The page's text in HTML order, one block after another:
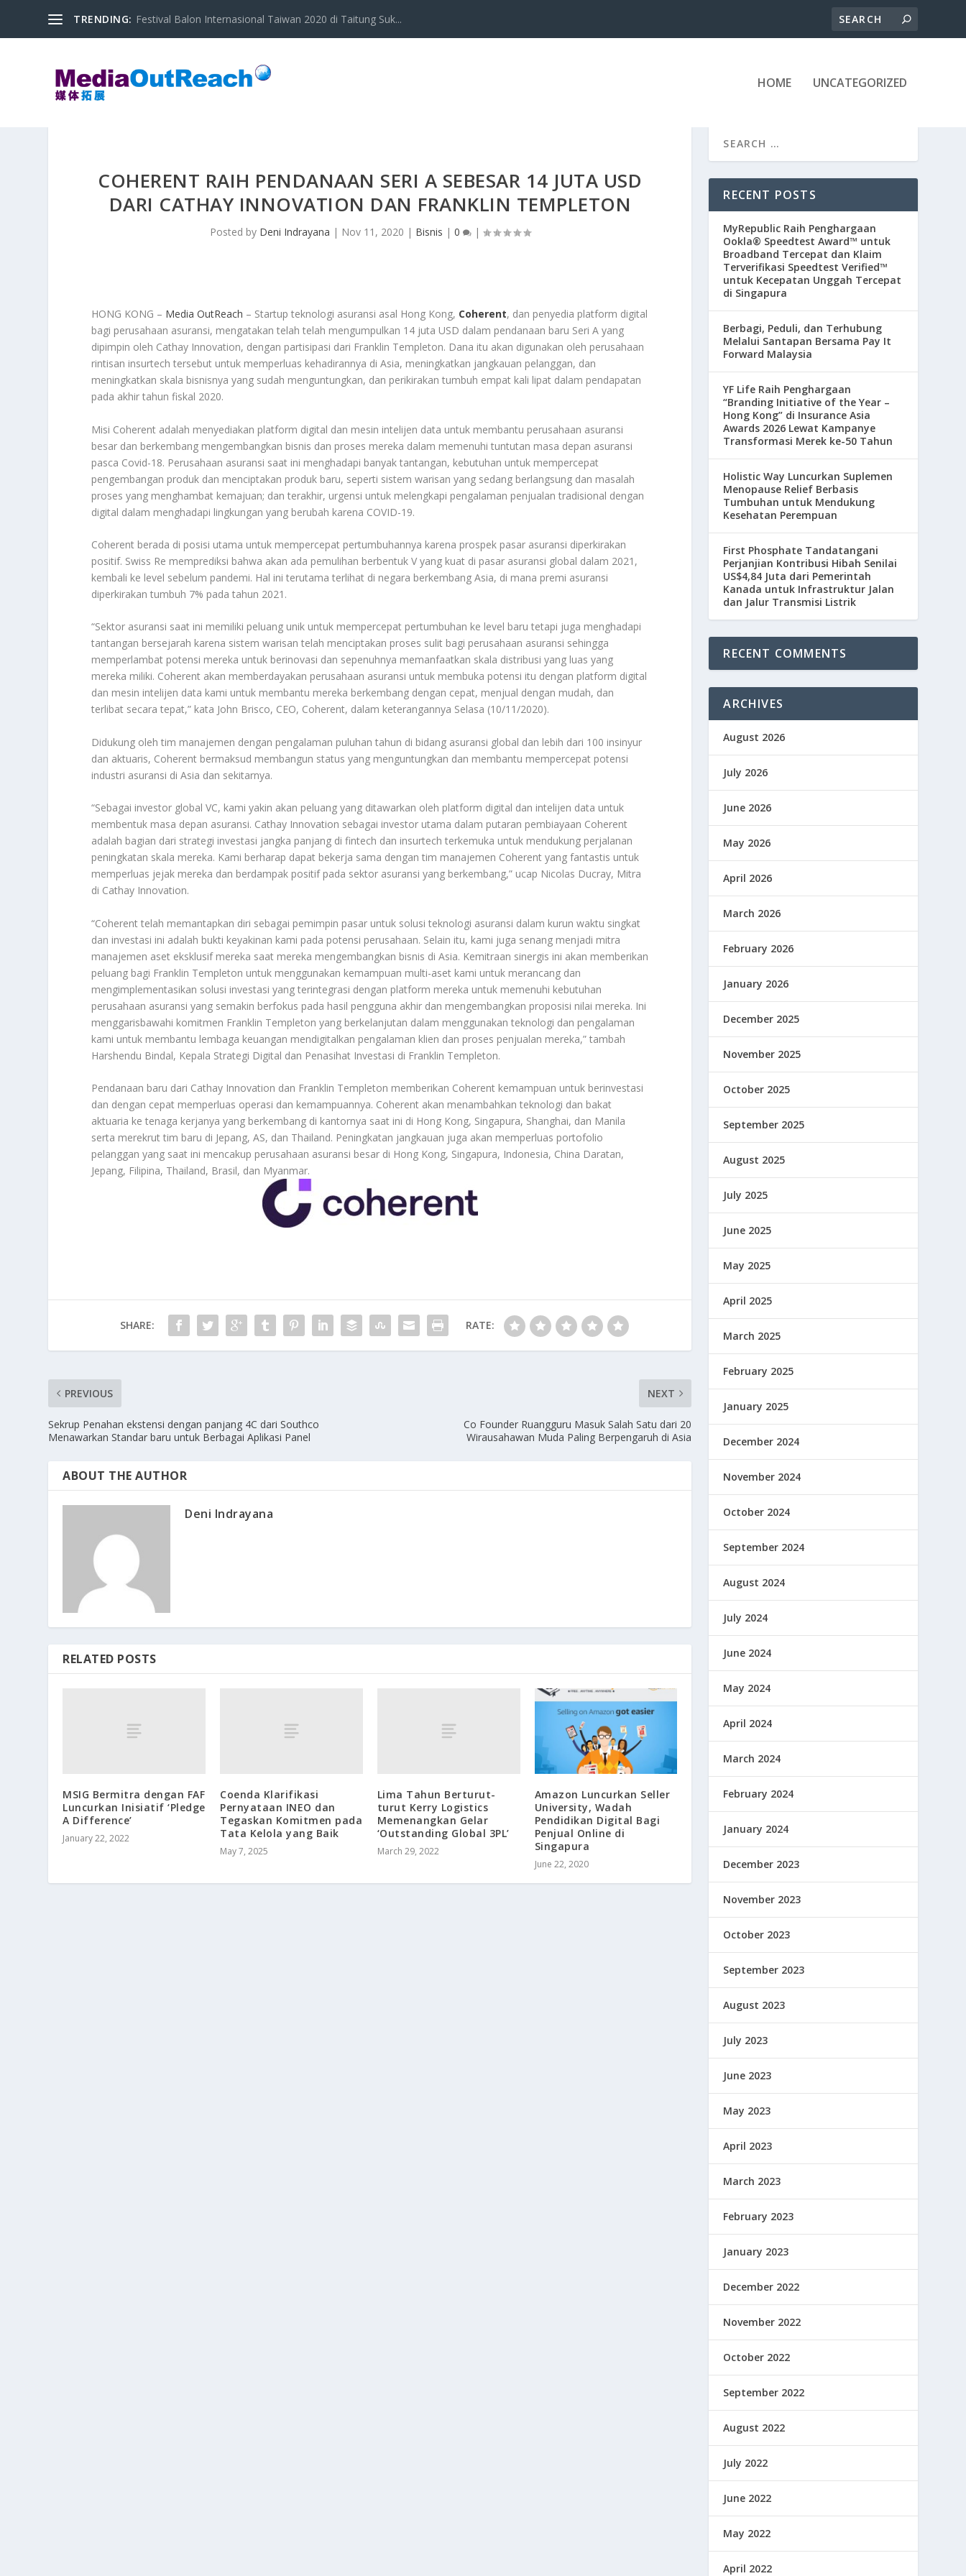
TRENDING: Festival Balon Internasional Taiwan 2020 di Taitung Suk...
HOME UNCATEGORIZED
COHERENT RAIH PENDANAAN SERI A SEBESAR 14 JUTA USD
DARI CATHAY INNOVATION DAN FRANKLIN TEMPLETON
Posted by Deni Indrayana | Nov 11, 2020 | Bisnis | 0 |
HONG KONG – Media OutReach – Startup teknologi asuransi asal Hong Kong, Coherent, dan penyedia platform digital
bagi perusahaan asuransi, mengatakan telah telah mengumpulkan 14 juta USD dalam pendanaan baru Seri A yang
dipimpin oleh Cathay Innovation, dengan partisipasi dari Franklin Templeton. Dana itu akan digunakan oleh perusahaan
rintisan insurtech tersebut untuk memperluas kehadirannya di Asia, meningkatkan jangkauan pelanggan, dan
meningkatkan skala bisnisnya yang sudah menguntungkan, dan perikirakan tumbuh empat kali lipat dalam pendapatan
pada akhir tahun fiskal 2020.
Misi Coherent adalah menyediakan platform digital dan mesin intelijen data untuk membantu perusahaan asuransi
besar dan berkembang mengembangkan bisnis dan proses mereka dalam memenuhi tuntutan masa depan asuransi
pasca Covid-18. Perusahaan asuransi saat ini menghadapi banyak tantangan, kebutuhan untuk mempercepat
pengembangan produk dan menciptakan produk baru, seperti sistem warisan yang sedang berlangsung dan masalah
proses yang menghambat kemajuan; dan terakhir, urgensi untuk melengkapi pengalaman penjualan tradisional dengan
digital dalam menghadapi lingkungan yang berubah karena COVID-19.
Coherent berada di posisi utama untuk mempercepat pertumbuhannya karena prospek pasar asuransi diperkirakan
positif. Swiss Re memprediksi bahwa akan ada pemulihan berbentuk V yang kuat di pasar asuransi global dalam 2021,
kembali ke level sebelum pandemi. Hal ini terutama terlihat di negara berkembang Asia, di mana premi asuransi
diperkirakan tumbuh 7% pada tahun 2021.
“Sektor asuransi saat ini memiliki peluang unik untuk mempercepat pertumbuhan ke level baru tetapi juga menghadapi
tantangan bersejarah karena sistem warisan telah menciptakan proses sulit bagi perusahaan asuransi sehingga
memperlambat potensi mereka untuk berinovasi dan sepenuhnya memanfaatkan skala distribusi yang luas yang
mereka miliki. Coherent akan memberdayakan perusahaan asuransi untuk membuka potensi itu dengan platform digital
dan mesin intelijen data kami untuk membantu mereka berkembang dengan cepat, menjual dengan mudah, dan
terlibat secara tepat,” kata John Brisco, CEO, Coherent, dalam keterangannya Selasa (10/11/2020).
Didukung oleh tim manajemen dengan pengalaman puluhan tahun di bidang asuransi global dan lebih dari 100 insinyur
dan aktuaris, Coherent bermaksud membangun status yang menguntungkan dan membantu mempercepat potensi
industri asuransi di Asia dan sekitarnya.
“Sebagai investor global VC, kami yakin akan peluang yang ditawarkan oleh platform digital dan intelijen data untuk
membentuk masa depan asuransi. Cathay Innovation sebagai investor utama dalam putaran pembiayaan Coherent
adalah bagian dari strategi investasi jangka panjang di fintech dan insurtech terkemuka untuk mendukung perjalanan
peningkatan skala mereka. Kami berharap dapat bekerja sama dengan tim manajemen Coherent yang fantastis untuk
memperluas jejak mereka dan berdampak positif pada sektor asuransi yang berkembang,” ucap Nicolas Ducray, Mitra
di Cathay Innovation.
“Coherent telah memantapkan diri sebagai pemimpin pasar untuk solusi teknologi asuransi dalam kurun waktu singkat
dan investasi ini adalah bukti keyakinan kami pada potensi perusahaan. Selain itu, kami juga senang menjadi mitra
manajemen aset eksklusif mereka saat mereka mengembangkan bisnis di Asia. Kemitraan sinergis ini akan memberikan
peluang bagi Franklin Templeton untuk menggunakan kemampuan multi-aset kami untuk merancang dan
mengimplementasikan solusi investasi yang terintegrasi dengan platform mereka untuk memenuhi kebutuhan
perusahaan asuransi yang semakin berfokus pada hasil pengguna akhir dan mengembangkan proposisi nilai mereka. Ini
menggarisbawahi komitmen Franklin Templeton yang berkelanjutan dalam menggunakan teknologi dan pengalaman
kami untuk membantu lembaga keuangan mendigitalkan pengalaman klien dan proses penjualan mereka,” tambah
Harshendu Bindal, Kepala Strategi Digital dan Penasihat Investasi di Franklin Templeton.
Pendanaan baru dari Cathay Innovation dan Franklin Templeton memberikan Coherent kemampuan untuk berinvestasi
dan dengan cepat memperluas operasi dan kemampuannya. Coherent akan menambahkan teknologi dan bakat
aktuaria ke tenaga kerjanya yang berkembang di kantornya saat ini di Hong Kong, Singapura, Shanghai, dan Manila
serta merekrut tim baru di Jepang, AS, dan Thailand. Peningkatan jangkauan juga akan memperluas portofolio
pelanggan yang saat ini mencakup perusahaan asuransi besar di Hong Kong, Singapura, Indonesia, China Daratan,
Jepang, Filipina, Thailand, Brasil, dan Myanmar.
SHARE: RATE:
PREVIOUS
Sekrup Penahan ekstensi dengan panjang 4C dari Southco
Menawarkan Standar baru untuk Berbagai Aplikasi Panel
NEXT
Co Founder Ruangguru Masuk Salah Satu dari 20
Wirausahawan Muda Paling Berpengaruh di Asia
ABOUT THE AUTHOR
Deni Indrayana
RELATED POSTS
MSIG Bermitra dengan FAF
Luncurkan Inisiatif ‘Pledge
A Difference’
January 22, 2022
Coenda Klarifikasi
Pernyataan INEO dan
Tegaskan Komitmen pada
Tata Kelola yang Baik
May 7, 2025
Lima Tahun Berturut-
turut Kerry Logistics
Memenangkan Gelar
‘Outstanding Global 3PL’
March 29, 2022
Amazon Luncurkan Seller
University, Wadah
Pendidikan Digital Bagi
Penjual Online di
Singapura
June 22, 2020
RECENT POSTS
MyRepublic Raih Penghargaan
Ookla® Speedtest Award™ untuk
Broadband Tercepat dan Klaim
Terverifikasi Speedtest Verified™
untuk Kecepatan Unggah Tercepat
di Singapura
Berbagi, Peduli, dan Terhubung
Melalui Santapan Bersama Pay It
Forward Malaysia
YF Life Raih Penghargaan
“Branding Initiative of the Year –
Hong Kong” di Insurance Asia
Awards 2026 Lewat Kampanye
Transformasi Merek ke-50 Tahun
Holistic Way Luncurkan Suplemen
Menopause Relief Berbasis
Tumbuhan untuk Mendukung
Kesehatan Perempuan
First Phosphate Tandatangani
Perjanjian Kontribusi Hibah Senilai
US$4,84 Juta dari Pemerintah
Kanada untuk Infrastruktur Jalan
dan Jalur Transmisi Listrik
RECENT COMMENTS
ARCHIVES
August 2026
July 2026
June 2026
May 2026
April 2026
March 2026
February 2026
January 2026
December 2025
November 2025
October 2025
September 2025
August 2025
July 2025
June 2025
May 2025
April 2025
March 2025
February 2025
January 2025
December 2024
November 2024
October 2024
September 2024
August 2024
July 2024
June 2024
May 2024
April 2024
March 2024
February 2024
January 2024
December 2023
November 2023
October 2023
September 2023
August 2023
July 2023
June 2023
May 2023
April 2023
March 2023
February 2023
January 2023
December 2022
November 2022
October 2022
September 2022
August 2022
July 2022
June 2022
May 2022
April 2022